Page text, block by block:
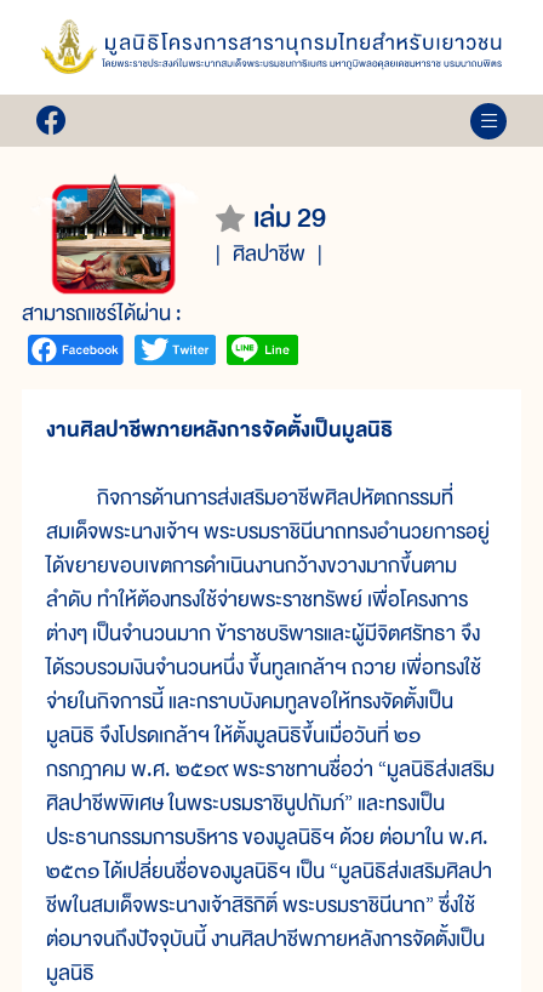
เล่ม 29
ศิลปาชีพ
สามารถแชร์ได้ผ่าน :
งานศิลปาชีพภายหลังการจัดตั้งเป็นมูลนิธิ
กิจการด้านการส่งเสริมอาชีพศิลปหัตถกรรมที่
สมเด็จพระนางเจ้าฯ พระบรมราชินีนาถทรงอำนวยการอยู่
ได้ขยายขอบเขตการดำเนินงานกว้างขวางมากขึ้นตาม
ลำดับ ทำให้ต้องทรงใช้จ่ายพระราชทรัพย์ เพื่อโครงการ
ต่างๆ เป็นจำนวนมาก ข้าราชบริพารและผู้มีจิตศรัทธา จึง
ได้รวบรวมเงินจำนวนหนึ่ง ขึ้นทูลเกล้าฯ ถวาย เพื่อทรงใช้
จ่ายในกิจการนี้ และกราบบังคมทูลขอให้ทรงจัดตั้งเป็น
มูลนิธิ จึงโปรดเกล้าฯ ให้ตั้งมูลนิธิขึ้นเมื่อวันที่ ๒๑
กรกฎาคม พ.ศ. ๒๕๑๙ พระราชทานชื่อว่า “มูลนิธิส่งเสริม
ศิลปาชีพพิเศษ ในพระบรมราชินูปถัมภ์” และทรงเป็น
ประธานกรรมการบริหาร ของมูลนิธิฯ ด้วย ต่อมาใน พ.ศ.
๒๕๓๑ ได้เปลี่ยนชื่อของมูลนิธิฯ เป็น “มูลนิธิส่งเสริมศิลปา
ชีพในสมเด็จพระนางเจ้าสิริกิติ์ พระบรมราชินีนาถ” ซึ่งใช้
ต่อมาจนถึงปัจจุบันนี้ งานศิลปาชีพภายหลังการจัดตั้งเป็น
มูลนิธิ